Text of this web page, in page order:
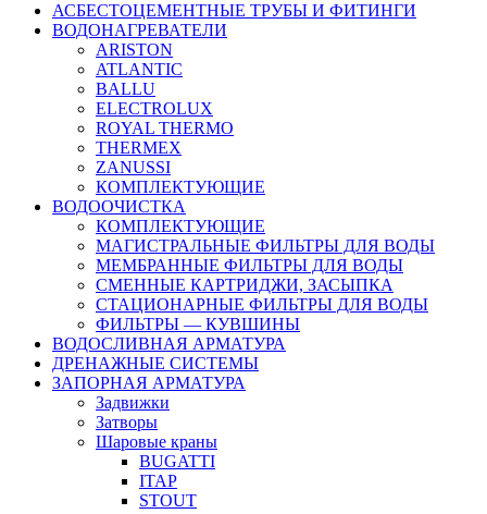
АСБЕСТОЦЕМЕНТНЫЕ ТРУБЫ И ФИТИНГИ
ВОДОНАГРЕВАТЕЛИ
ARISTON
ATLANTIC
BALLU
ELECTROLUX
ROYAL THERMO
THERMEX
ZANUSSI
КОМПЛЕКТУЮЩИЕ
ВОДООЧИСТКА
КОМПЛЕКТУЮЩИЕ
МАГИСТРАЛЬНЫЕ ФИЛЬТРЫ ДЛЯ ВОДЫ
МЕМБРАННЫЕ ФИЛЬТРЫ ДЛЯ ВОДЫ
СМЕННЫЕ КАРТРИДЖИ, ЗАСЫПКА
СТАЦИОНАРНЫЕ ФИЛЬТРЫ ДЛЯ ВОДЫ
ФИЛЬТРЫ — КУВШИНЫ
ВОДОСЛИВНАЯ АРМАТУРА
ДРЕНАЖНЫЕ СИСТЕМЫ
ЗАПОРНАЯ АРМАТУРА
Задвижки
Затворы
Шаровые краны
BUGATTI
ITAP
STOUT